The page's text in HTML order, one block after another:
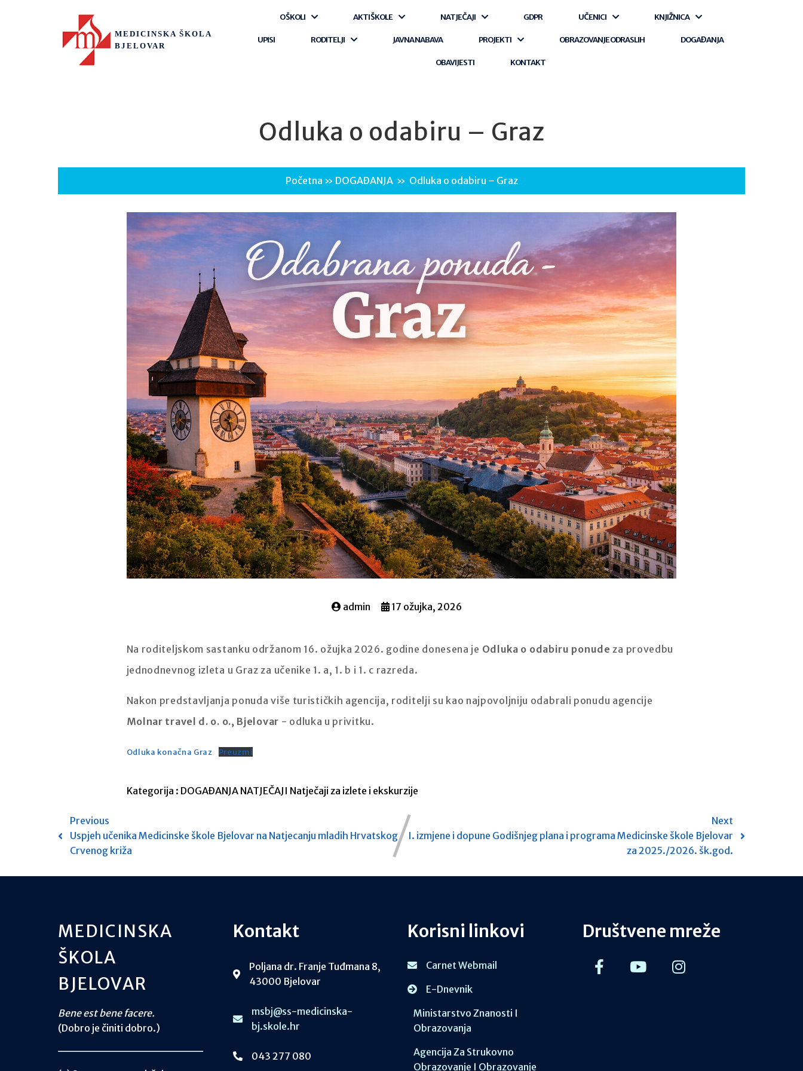
MEDICINSKA ŠKOLA
BJELOVAR
O ŠKOLI AKTI ŠKOLE NATJEČAJI GDPR UČENICI KNJIŽNICA
UPISI RODITELJI JAVNA NABAVA PROJEKTI OBRAZOVANJE ODRASLIH DOGAĐANJA
OBAVIJESTI KONTAKT
Odluka o odabiru – Graz
Početna » DOGAĐANJA » Odluka o odabiru – Graz
admin 17 ožujka, 2026
Na roditeljskom sastanku održanom 16. ožujka 2026. godine donesena je Odluka o odabiru ponude za provedbu
jednodnevnog izleta u Graz za učenike 1. a, 1. b i 1. c razreda.
Nakon predstavljanja ponuda više turističkih agencija, roditelji su kao najpovoljniju odabrali ponudu agencije
Molnar travel d. o. o., Bjelovar - odluka u privitku.
Odluka konačna Graz Preuzmi
Kategorija : DOGAĐANJA NATJEČAJI Natječaji za izlete i ekskurzije
Previous
Uspjeh učenika Medicinske škole Bjelovar na Natjecanju mladih Hrvatskog
Crvenog križa
Next
I. izmjene i dopune Godišnjeg plana i programa Medicinske škole Bjelovar
za 2025./2026. šk.god.
MEDICINSKA
ŠKOLA
BJELOVAR
Bene est bene facere.
(Dobro je činiti dobro.)
Kontakt
Poljana dr. Franje Tuđmana 8,
43000 Bjelovar
msbj@ss-medicinska-
bj.skole.hr
043 277 080
Korisni linkovi
Carnet Webmail
E-Dnevnik
Ministarstvo Znanosti I
Obrazovanja
Agencija Za Strukovno
Obrazovanje I Obrazovanje
Društvene mreže